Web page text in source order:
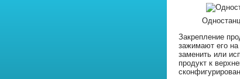
Закрепление
зажимают его
заменить или
продукт к